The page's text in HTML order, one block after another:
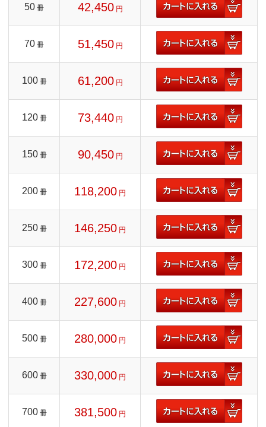
50 冊 42,450 円
70 冊 51,450 円
100 冊 61,200 円
120 冊 73,440 円
150 冊 90,450 円
200 冊 118,200 円
250 冊 146,250 円
300 冊 172,200 円
400 冊 227,600 円
500 冊 280,000 円
600 冊 330,000 円
700 冊 381,500 円